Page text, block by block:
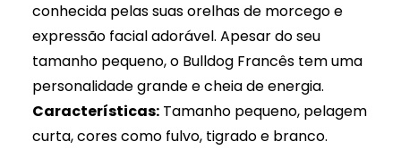
conhecida pelas suas orelhas de morcego e
expressão facial adorável. Apesar do seu
tamanho pequeno, o Bulldog Francês tem uma
personalidade grande e cheia de energia.
Características:Tamanho pequeno, pelagem
curta, cores como fulvo, tigrado e branco.